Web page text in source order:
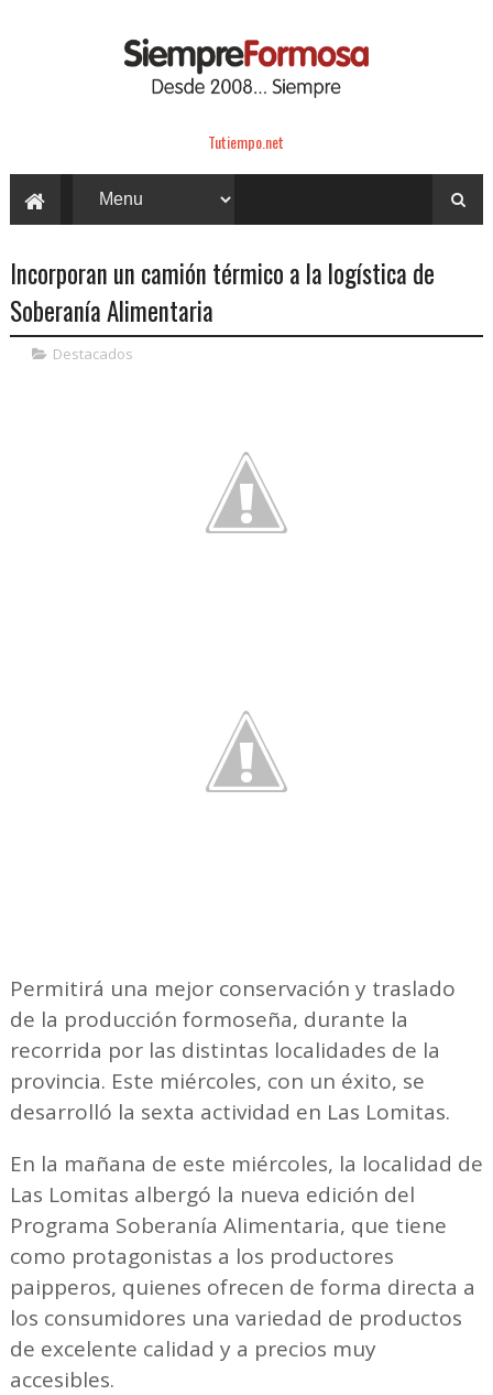
Tutiempo.net
Incorporan un camión térmico a la logística de
Soberanía Alimentaria
Destacados
Permitirá una mejor conservación y traslado
de la producción formoseña, durante la
recorrida por las distintas localidades de la
provincia. Este miércoles, con un éxito, se
desarrolló la sexta actividad en Las Lomitas.
En la mañana de este miércoles, la localidad de
Las Lomitas albergó la nueva edición del
Programa Soberanía Alimentaria, que tiene
como protagonistas a los productores
paipperos, quienes ofrecen de forma directa a
los consumidores una variedad de productos
de excelente calidad y a precios muy
accesibles.